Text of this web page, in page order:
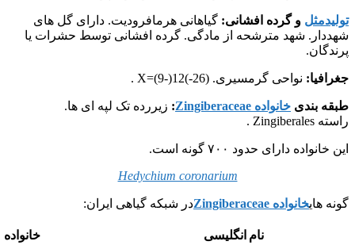
تولیدمثل و گرده افشانی: گیاهانی هرمافرودیت. دارای گل های
شهددار. شهد مترشحه از مادگی. گرده افشانی توسط حشرات یا
پرندگان.
جغرافیا: نواحی گرمسیری. X=(9-)12(-26) .
طبقه بندی خانواده Zingiberaceae : زیررده تک لپه ای ها.
راسته Zingiberales .
این خانواده دارای حدود ۷۰۰ گونه است.
Hedychium coronarium
گونه هایخانواده Zingiberaceae در شبکه گیاهی ایران:
نام انگلیسی خانواده